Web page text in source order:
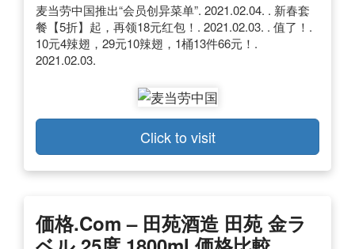
麦当劳中国推出“会员创异菜单”. 2021.02.04. . 新春套
餐【5折】起，再领18元红包！. 2021.02.03. . 值了！.
10元4辣翅，29元10辣翅，1桶13件66元！.
2021.02.03.
Click to visit
価格.com – 田苑酒造 田苑 金ラ